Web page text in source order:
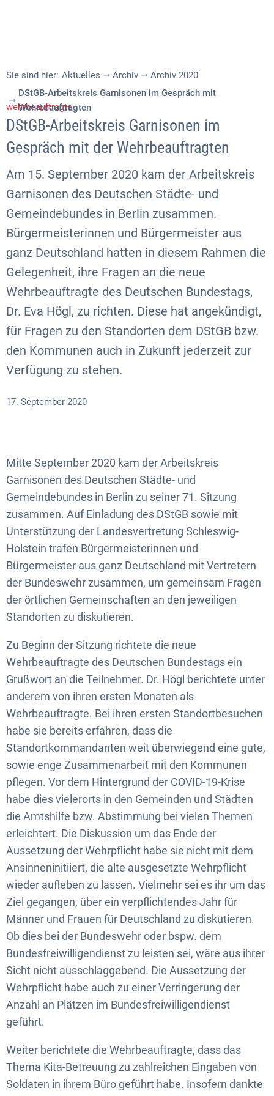
Sie sind hier: Aktuelles Archiv
Archiv 2020
DStGB-Arbeitskreis Garnisonen im Gespräch mit
Wehrbeauftragten
wehrbeauftragte
DStGB-Arbeitskreis Garnisonen im
Gespräch mit der Wehrbeauftragten
Am 15. September 2020 kam der Arbeitskreis
Garnisonen des Deutschen Städte- und
Gemeindebundes in Berlin zusammen.
Bürgermeisterinnen und Bürgermeister aus
ganz Deutschland hatten in diesem Rahmen die
Gelegenheit, ihre Fragen an die neue
Wehrbeauftragte des Deutschen Bundestags,
Dr. Eva Högl, zu richten. Diese hat angekündigt,
für Fragen zu den Standorten dem DStGB bzw.
den Kommunen auch in Zukunft jederzeit zur
Verfügung zu stehen.
17. September 2020
Mitte September 2020 kam der Arbeitskreis
Garnisonen des Deutschen Städte- und
Gemeindebundes in Berlin zu seiner 71. Sitzung
zusammen. Auf Einladung des DStGB sowie mit
Unterstützung der Landesvertretung Schleswig-
Holstein trafen Bürgermeisterinnen und
Bürgermeister aus ganz Deutschland mit Vertretern
der Bundeswehr zusammen, um gemeinsam Fragen
der örtlichen Gemeinschaften an den jeweiligen
Standorten zu diskutieren.
Zu Beginn der Sitzung richtete die neue
Wehrbeauftragte des Deutschen Bundestags ein
Grußwort an die Teilnehmer. Dr. Högl berichtete unter
anderem von ihren ersten Monaten als
Wehrbeauftragte. Bei ihren ersten Standortbesuchen
habe sie bereits erfahren, dass die
Standortkommandanten weit überwiegend eine gute,
sowie enge Zusammenarbeit mit den Kommunen
pflegen. Vor dem Hintergrund der COVID-19-Krise
habe dies vielerorts in den Gemeinden und Städten
die Amtshilfe bzw. Abstimmung bei vielen Themen
erleichtert. Die Diskussion um das Ende der
Aussetzung der Wehrpflicht habe sie nicht mit dem
Ansinneninitiiert, die alte ausgesetzte Wehrpflicht
wieder aufleben zu lassen. Vielmehr sei es ihr um das
Ziel gegangen, über ein verpflichtendes Jahr für
Männer und Frauen für Deutschland zu diskutieren.
Ob dies bei der Bundeswehr oder bspw. dem
Bundesfreiwilligendienst zu leisten sei, wäre aus ihrer
Sicht nicht ausschlaggebend. Die Aussetzung der
Wehrpflicht habe auch zu einer Verringerung der
Anzahl an Plätzen im Bundesfreiwilligendienst
geführt.
Weiter berichtete die Wehrbeauftragte, dass das
Thema Kita-Betreuung zu zahlreichen Eingaben von
Soldaten in ihrem Büro geführt habe. Insofern dankte